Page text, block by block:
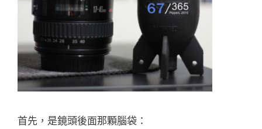
首先，是鏡頭後面那顆腦袋：